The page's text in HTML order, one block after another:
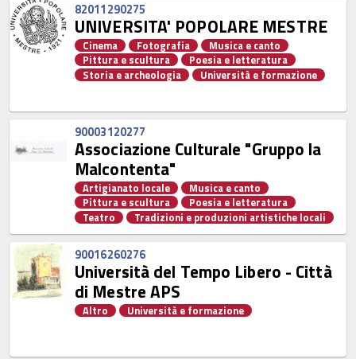
82011290275
UNIVERSITA' POPOLARE MESTRE
Cinema Fotografia
Musica e canto
Pittura e scultura
Poesia e letteratura
Storia e archeologia
Università e formazione
90003120277
Associazione Culturale "Gruppo la
Malcontenta"
Artigianato locale
Musica e canto
Pittura e scultura
Poesia e letteratura
Teatro
Tradizioni e produzioni artistiche locali
90016260276
Università del Tempo Libero - Città
di Mestre APS
Altro Università e formazione